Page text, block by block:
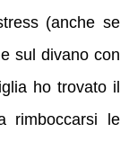
(anche se
sul divano con
ho trovato il
rimboccarsi le